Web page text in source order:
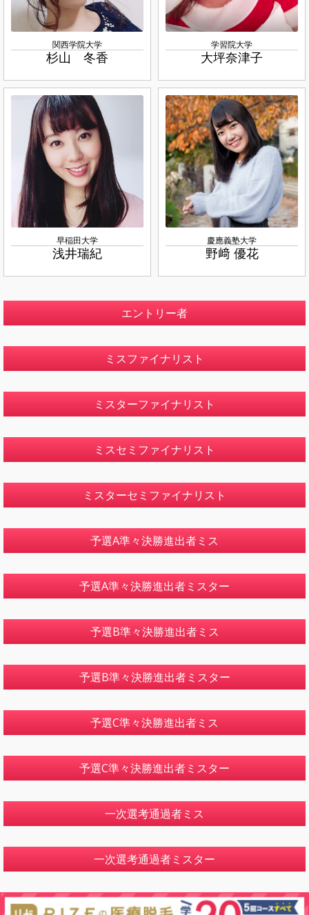
関西学院大学
杉山 冬香
学習院大学
大坪奈津子
早稲田大学
浅井瑞紀
慶應義塾大学
野﨑 優花
エントリー者
ミスファイナリスト
ミスターファイナリスト
ミスセミファイナリスト
ミスターセミファイナリスト
予選A準々決勝進出者ミス
予選A準々決勝進出者ミスター
予選B準々決勝進出者ミス
予選B準々決勝進出者ミスター
予選C準々決勝進出者ミス
予選C準々決勝進出者ミスター
一次選考通過者ミス
一次選考通過者ミスター